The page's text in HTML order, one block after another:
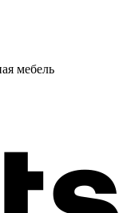
мебель